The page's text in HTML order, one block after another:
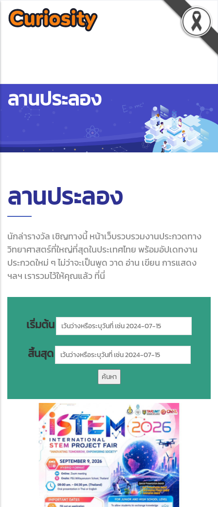
ลานประลอง
ลานประลอง
นักล่ารางวัล เชิญทางนี้ หน้าเว็บรวบรวมงานประกวดทาง
วิทยาศาสตร์ที่ใหญ่ที่สุดในประเทศไทย พร้อมอัปเดทงาน
ประกวดใหม่ ๆ ไม่ว่าจะเป็นพูด วาด อ่าน เขียน การแสดง
ฯลฯ เรารวมไว้ให้คุณแล้ว ที่นี่
เริ่มต้น
สิ้นสุด